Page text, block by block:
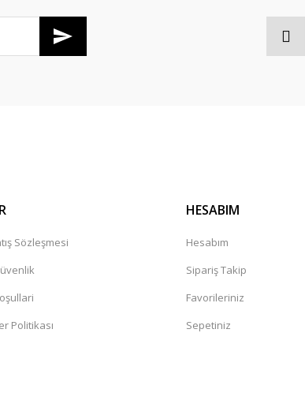
Sözleşmesi
Politikası
HESABIM
Hesabım
Sipariş Takip
Favorileriniz
Sepetiniz